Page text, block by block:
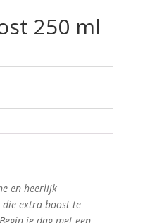
250 ml
en heerlijk
extra boost te